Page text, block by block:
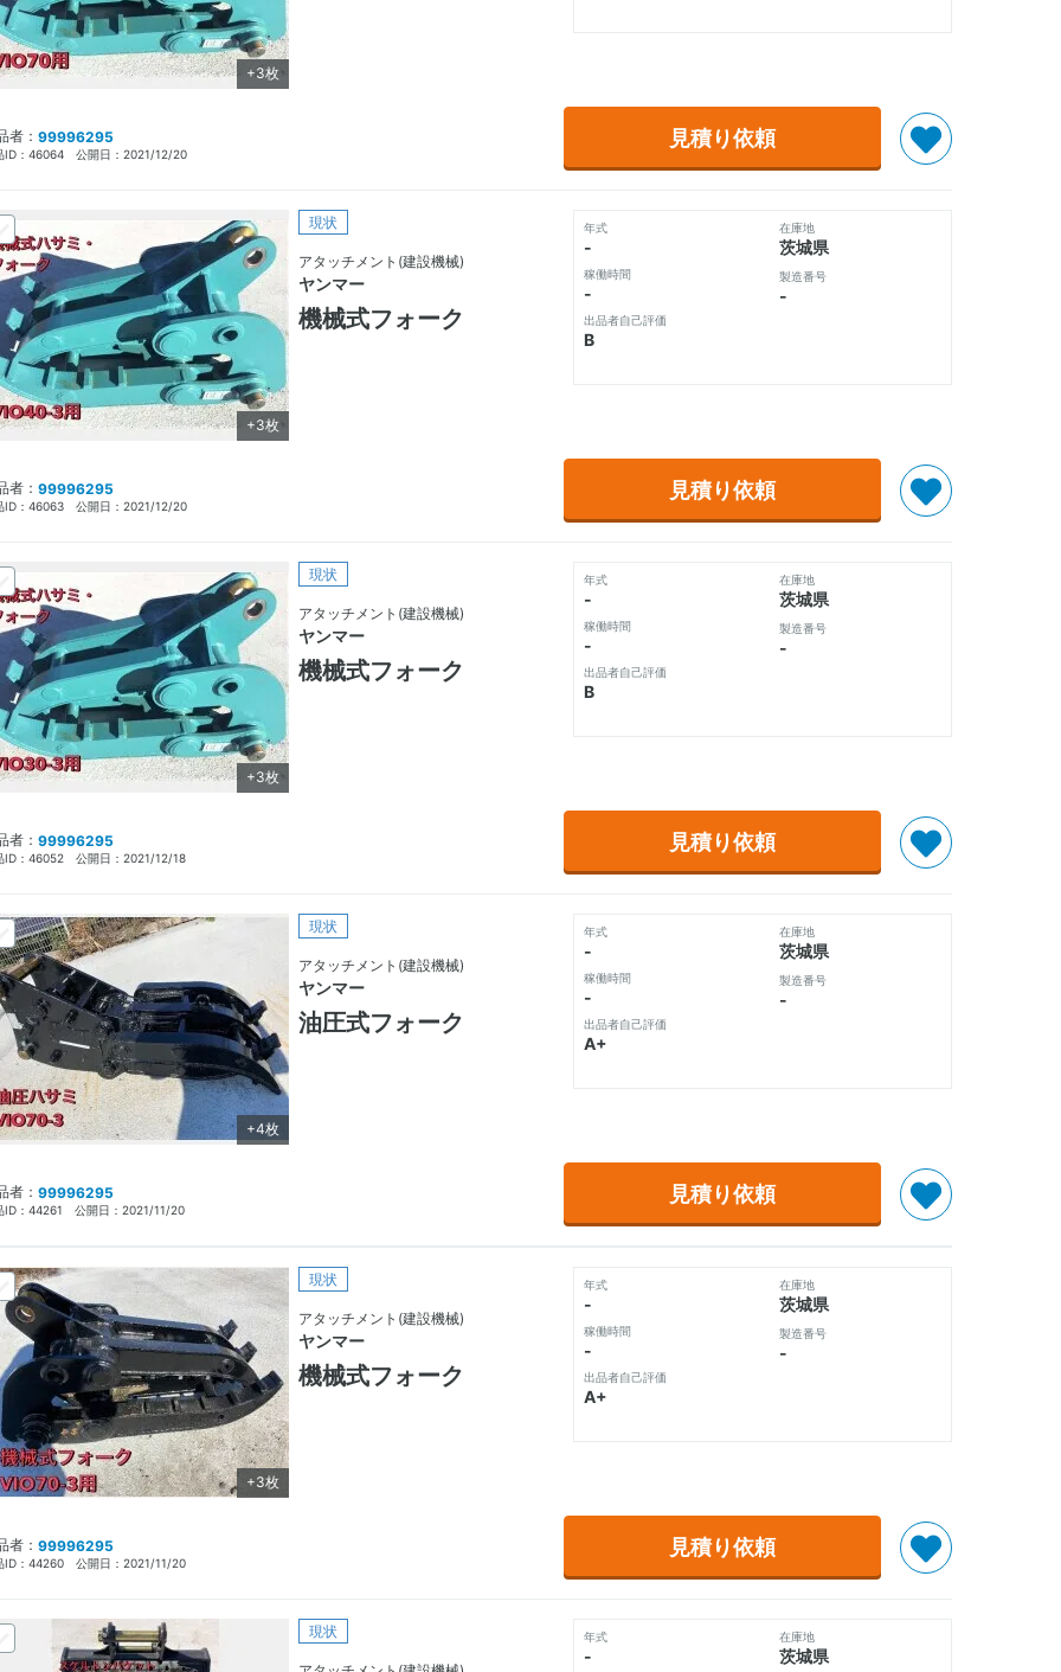
+3枚
見積り依頼
者： 99996295
ID： 46064 公開日： 2021/12/20
+3枚
現状
アタッチメント(建設機械)
ヤンマー
機械式フォーク
年式
-
稼働時間
-
出品者自己評価
B
在庫地
茨城県
製造番号
-
見積り依頼
者： 99996295
ID： 46063 公開日： 2021/12/20
+3枚
現状
アタッチメント(建設機械)
ヤンマー
機械式フォーク
年式
-
稼働時間
-
出品者自己評価
B
在庫地
茨城県
製造番号
-
見積り依頼
者： 99996295
ID： 46052 公開日： 2021/12/18
+4枚
現状
アタッチメント(建設機械)
ヤンマー
油圧式フォーク
年式
-
稼働時間
-
出品者自己評価
A+
在庫地
茨城県
製造番号
-
見積り依頼
者： 99996295
ID： 44261 公開日： 2021/11/20
+3枚
現状
アタッチメント(建設機械)
ヤンマー
機械式フォーク
年式
-
稼働時間
-
出品者自己評価
A+
在庫地
茨城県
製造番号
-
見積り依頼
者： 99996295
ID： 44260 公開日： 2021/11/20
現状 年式
-
在庫地
茨城県